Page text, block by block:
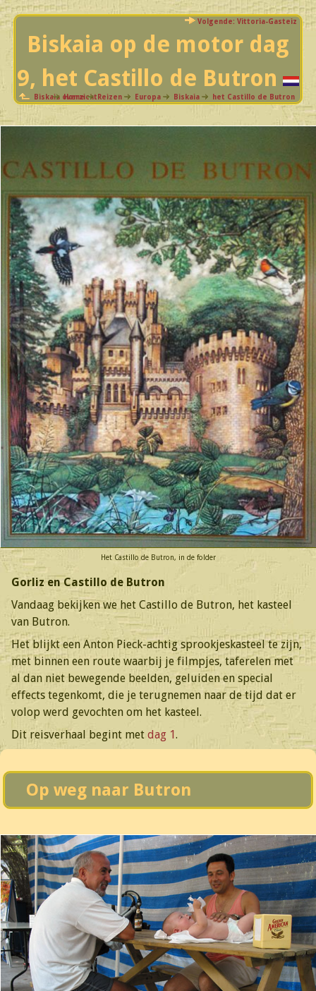
Volgende: Vittoria-Gasteiz
Biskaia op de motor dag
9, het Castillo de Butron
Biskaia overzicht
Home Reizen Europa Biskaia het Castillo de Butron
Het Castillo de Butron, in de folder
Gorliz en Castillo de Butron
Vandaag bekijken we het Castillo de Butron, het kasteel
van Butron.
Het blijkt een Anton Pieck-achtig sprookjeskasteel te zijn,
met binnen een route waarbij je filmpjes, taferelen met
al dan niet bewegende beelden, geluiden en special
effects tegenkomt, die je terugnemen naar de tijd dat er
volop werd gevochten om het kasteel.
Dit reisverhaal begint met dag 1 .
Op weg naar Butron